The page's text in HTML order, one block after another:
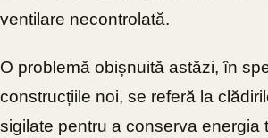
ventilare necontrolată.
O problemă obișnuită astăzi, în
construcțiile noi, se referă la
sigilate pentru a conserva energia